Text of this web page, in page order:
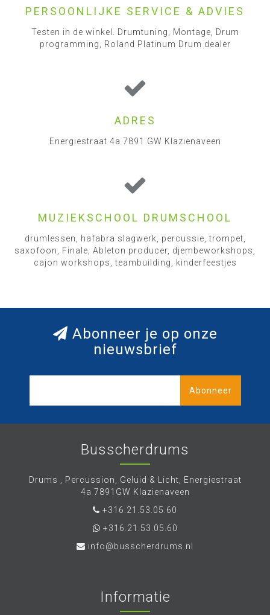
PERSOONLIJKE SERVICE & ADVIES
Testen in de winkel. Drumtuning, Montage, Drum
programming, Roland Platinum Drum dealer
ADRES
Energiestraat 4a 7891 GW Klazienaveen
MUZIEKSCHOOL DRUMSCHOOL
drumlessen, hafabra slagwerk, percussie, trompet,
saxofoon, Finale, Ableton producer, djembeworkshops,
cajon workshops, teambuilding, kinderfeestjes
Abonneer je op onze
nieuwsbrief
Abonneer
Busscherdrums
Drums , Percussion, Geluid & Licht, Energiestraat
4a 7891GW Klazienaveen
+316.21.53.05.60
+316.21.53.05.60
info@busscherdrums.nl
Informatie